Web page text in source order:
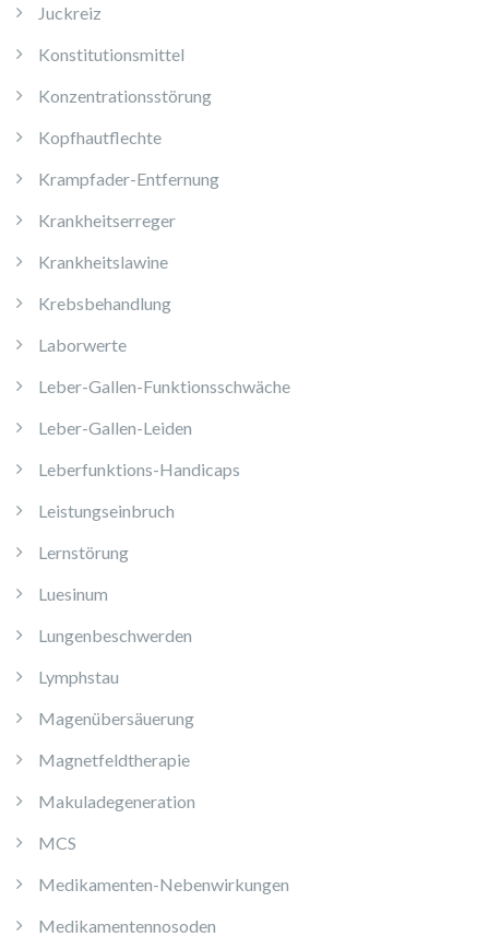
Juckreiz
Konstitutionsmittel
Konzentrationsstörung
Kopfhautflechte
Krampfader-Entfernung
Krankheitserreger
Krankheitslawine
Krebsbehandlung
Laborwerte
Leber-Gallen-Funktionsschwäche
Leber-Gallen-Leiden
Leberfunktions-Handicaps
Leistungseinbruch
Lernstörung
Luesinum
Lungenbeschwerden
Lymphstau
Magenübersäuerung
Magnetfeldtherapie
Makuladegeneration
MCS
Medikamenten-Nebenwirkungen
Medikamentennosoden